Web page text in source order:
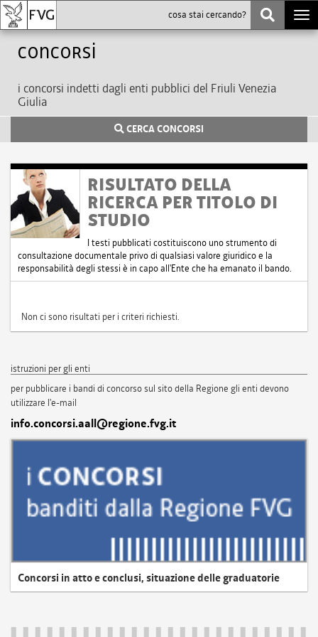
Concorsi
i concorsi indetti dagli enti pubblici del Friuli Venezia
Giulia
CERCA CONCORSI
RISULTATO DELLA
RICERCA PER TITOLO DI
STUDIO
I testi pubblicati costituiscono uno strumento di
consultazione documentale privo di qualsiasi valore giuridico e la
responsabilità degli stessi è in capo all'Ente che ha emanato il bando.
Non ci sono risultati per i criteri richiesti.
istruzioni per gli enti
per pubblicare i bandi di concorso sul sito della Regione gli enti devono
utilizzare l'e-mail
info.concorsi.aall@regione.fvg.it
Concorsi in atto e conclusi, situazione delle graduatorie